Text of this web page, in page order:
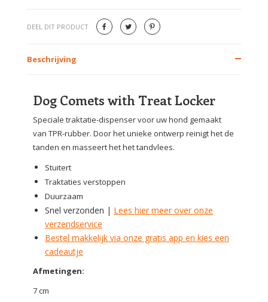
DEEL DIT PRODUCT
Beschrijving
Dog Comets with Treat Locker
Speciale traktatie-dispenser voor uw hond gemaakt
van TPR-rubber. Door het unieke ontwerp reinigt het de
tanden en masseert het het tandvlees.
Stuitert
Traktaties verstoppen
Duurzaam
Snel verzonden | Lees hier meer over onze
verzendservice
Bestel makkelijk via onze gratis app en kies een
cadeautje
Afmetingen:
7 cm